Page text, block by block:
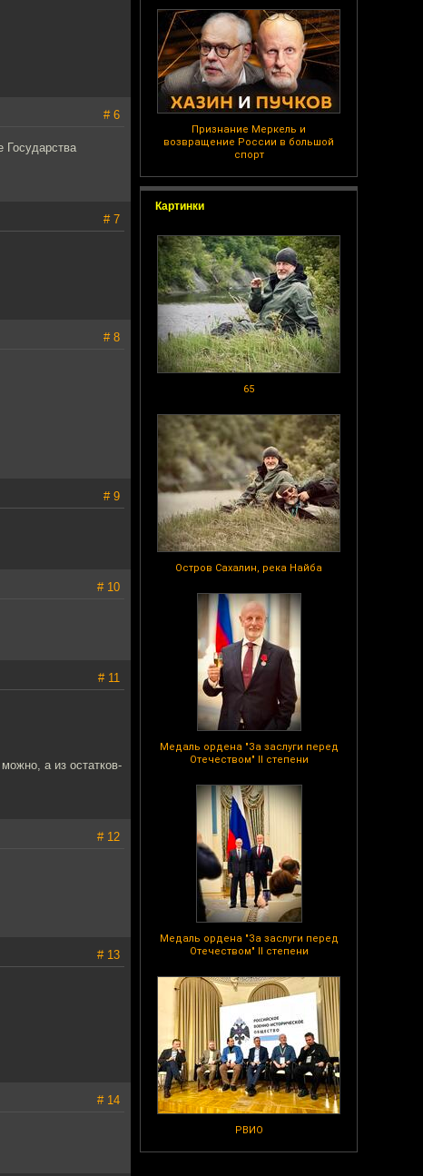
Признание Меркель и
возвращение России в большой
спорт
Картинки
65
Остров Сахалин, река Найба
Медаль ордена "За заслуги перед
Отечеством" II степени
Медаль ордена "За заслуги перед
Отечеством" II степени
РВИО
# 6
Государства
# 7
# 8
# 9
# 10
# 11
а из остатков-
# 12
# 13
# 14